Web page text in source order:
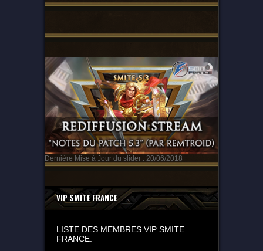
Dernière Mise à Jour du slider : 20/06/2018
VIP SMITE FRANCE
LISTE DES MEMBRES VIP SMITE
FRANCE: